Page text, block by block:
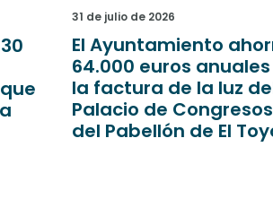
en
y
29 de julio de 2026
El Ayuntamiento
la promoción del
patrimonio religioso
un convenio de
colaboración entre